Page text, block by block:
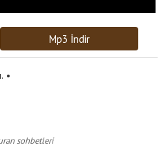
Mp3 İndir
sohbetleri